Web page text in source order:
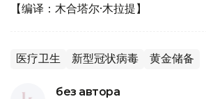
【编译：木合塔尔·木拉提】
医疗卫生 新型冠状病毒 黄金储备
без автора